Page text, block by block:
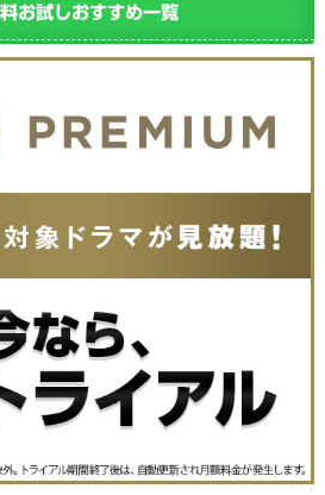
お試しおすすめ一覧